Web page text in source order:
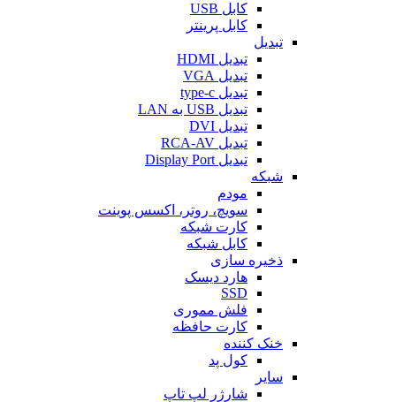
کابل USB
کابل پرینتر
تبدیل
تبدیل HDMI
تبدیل VGA
تبدیل type-c
تبدیل USB به LAN
تبدیل DVI
تبدیل RCA-AV
تبدیل Display Port
شبکه
مودم
سویچ، روتر، اکسس پوینت
کارت شبکه
کابل شبکه
ذخیره سازی
هارد دیسک
SSD
فلش مموری
کارت حافظه
خنک کننده
کول پد
سایر
شارژر لپ تاپ